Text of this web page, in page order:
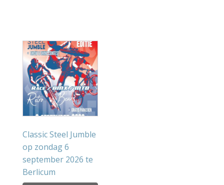
Classic Steel Jumble
op zondag 6
september 2026 te
Berlicum